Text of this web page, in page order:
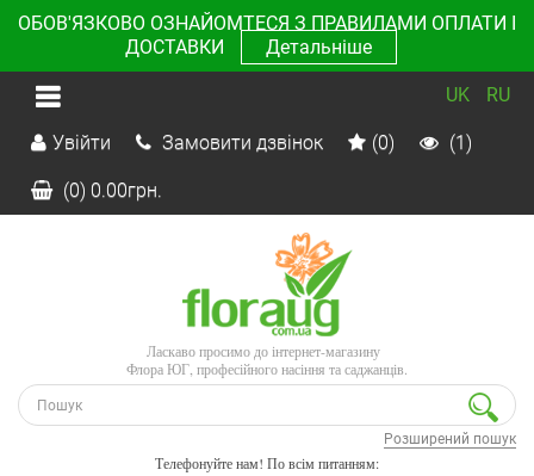
ОБОВ'ЯЗКОВО ОЗНАЙОМТЕСЯ З ПРАВИЛАМИ ОПЛАТИ І
ДОСТАВКИ
Детальніше
UK RU
Увійти Замовити дзвінок (0) (1)
(0) 0.00грн.
Ласкаво просимо до інтернет-магазину
Флора ЮГ, професійного насіння та саджанців.
Розширений пошук
Телефонуйте нам! По всім питанням: